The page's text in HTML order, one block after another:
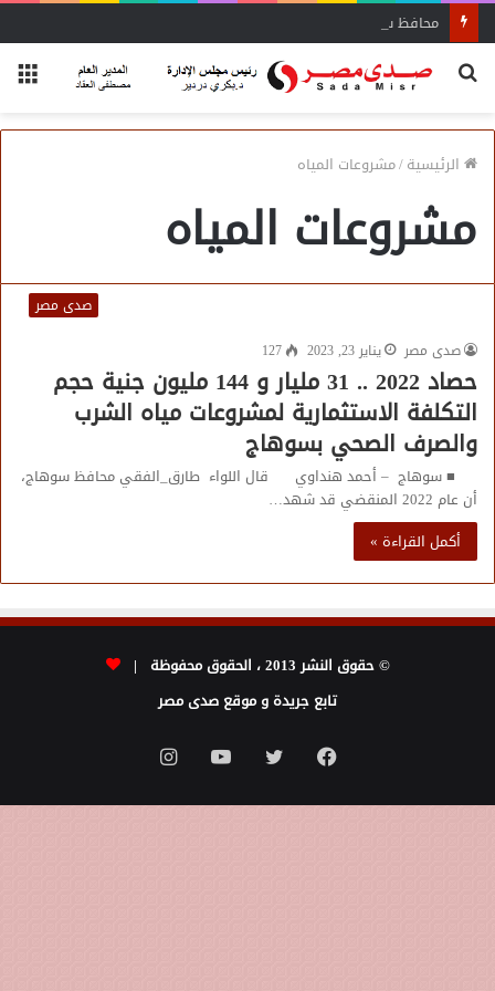
محافظ سوهاج يشدد على الإزالة الفورية
بحث
الرئيسية/مشروعات المياه
مشروعات المياه
صدى مصر
صدى مصر
يناير 23, 2023 127
حصاد 2022 .. 31 مليار و 144 مليون جنية حجم
التكلفة الاستثمارية لمشروعات مياه الشرب
والصرف الصحي بسوهاج
■ سوهاج – أحمد هنداوي قال اللواء طارق_الفقي محافظ سوهاج،
أن عام 2022 المنقضي قد شهد…
أكمل القراءة »
© حقوق النشر 2013 ، الحقوق محفوظة |
تابع جريدة و موقع صدى مصر
فيسبوك تويتر يوتيوبانستقرام